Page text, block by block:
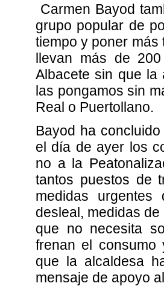
Carmen Bayod
grupo popular de
tiempo y poner más
llevan más de
Albacete sin que
las pongamos sin
Real o Puertollano.
Bayod ha
el día de ayer los
no a la
tantos puestos de
medidas urgentes
desleal, medidas
que no necesita
frenan el consumo
que la alcaldesa
mensaje de apoyo